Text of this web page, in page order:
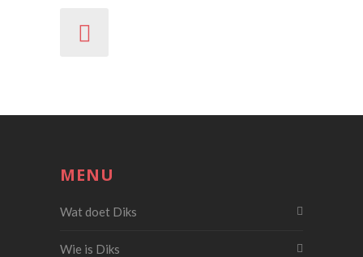
MENU
Wat doet Diks
Wie is Diks